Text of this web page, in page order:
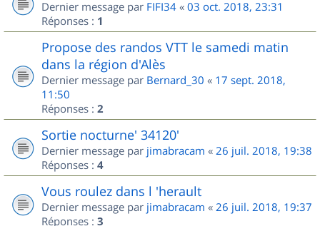
Dernier message par FIFI34 « 03 oct. 2018, 23:31
Réponses : 1
Propose des randos VTT le samedi matin
dans la région d'Alès
Dernier message par Bernard_30 « 17 sept. 2018,
11:50
Réponses : 2
Sortie nocturne' 34120'
Dernier message par jimabracam « 26 juil. 2018, 19:38
Réponses : 4
Vous roulez dans l 'herault
Dernier message par jimabracam « 26 juil. 2018, 19:37
Réponses : 3